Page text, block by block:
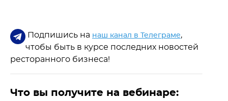
Подпишись на наш канал в Телеграме,
чтобы быть в курсе последних новостей
ресторанного бизнеса!
Что вы получите на вебинаре: